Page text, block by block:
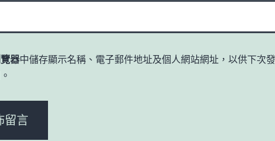
器中儲存顯示名稱、電子郵件地址及個人網站網址，以供下次